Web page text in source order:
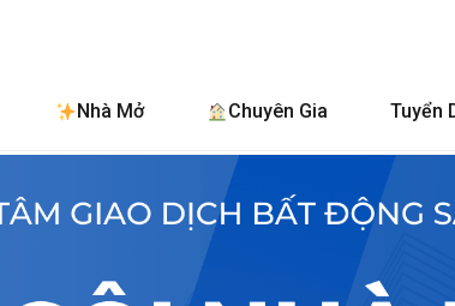
Nhà Mở Chuyên Gia Tuyển